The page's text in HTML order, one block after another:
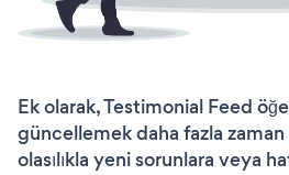
Ek olarak, Testimonial Feed
güncellemek daha fazla
olasılıkla yeni sorunlara veya